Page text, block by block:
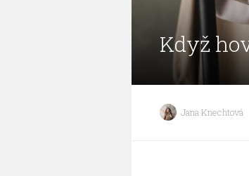
Když
Jana Knechtová